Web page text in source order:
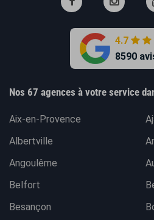
4.7
8590
Nos 67 agences à votre service
Aix-en-Provence
Albertville
Angoulême
Belfort
Besançon